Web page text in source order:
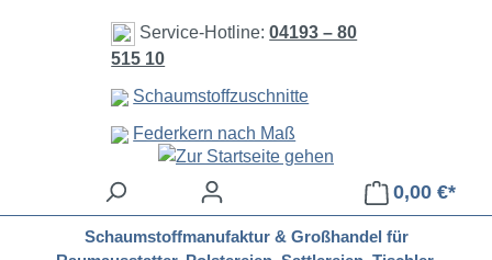
Zum Hauptinhalt springen
Service-Hotline:04193 – 80
515 10
Schaumstoffzuschnitte
Federkern nach Maß
0,00 €*
Schaumstoffmanufaktur & Großhandel für